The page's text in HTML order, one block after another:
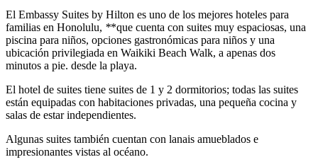
El Embassy Suites by Hilton es uno de los mejores hoteles para
familias en Honolulu, **que cuenta con suites muy espaciosas, una
piscina para niños, opciones gastronómicas para niños y una
ubicación privilegiada en Waikiki Beach Walk, a apenas dos
minutos a pie. desde la playa.
El hotel de suites tiene suites de 1 y 2 dormitorios; todas las suites
están equipadas con habitaciones privadas, una pequeña cocina y
salas de estar independientes.
Algunas suites también cuentan con lanais amueblados e
impresionantes vistas al océano.